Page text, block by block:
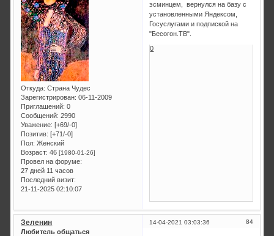
Откуда: Страна Чудес
Зарегистрирован: 06-11-2009
Приглашений: 0
Сообщений: 2990
Уважение: [+69/-0]
Позитив: [+71/-0]
Пол: Женский
Возраст: 46[1980-01-26]
Провел на форуме:
27 дней 11 часов
Последний визит:
21-11-2025 02:10:07
эсминцем, вернулся на базу с
установленными Яндексом,
Госуслугами и подпиской на
"Бесогон.ТВ".
0
84
14-04-2021 03:03:36
Зеленин
Любитель общаться